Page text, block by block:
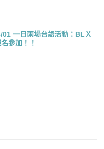
01 一日兩場台語活動：BLＸ
參加！！